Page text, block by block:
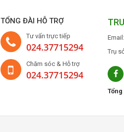
TỔNG ĐÀI HỖ TRỢ
Tư vấn trực tiếp
024.37715294
Chăm sóc & Hỗ trợ
024.37715294
Trụ